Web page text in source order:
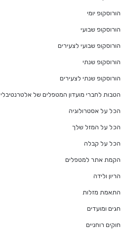
הורוסקופ יומי
הורוסקופ שבועי
הורוסקופ שבועי לצעירים
הורוסקופ שנתי
הורוסקופ שנתי לצעירים
הטבות לחברי מועדון המטפלים של אלטרנטיבלי
הכל על אסטרולוגיה
הכל על המזל שלך
הכל על קבלה
הקמת אתר למטפלים
הריון ולידה
התאמת מזלות
חגים ומועדים
חוקים רוחניים